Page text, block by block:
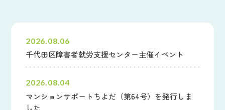
2026.08.06
千代田区障害者就労支援センター主催イベント
2026.08.04
マンションサポートちよだ（第64号）を発行しま
した